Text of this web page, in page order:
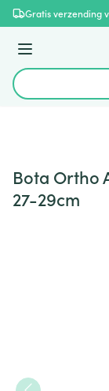
Ga naar de inhoud
Gratis verzending
Menu
Product, merk,
Bota Ortho
27-29cm